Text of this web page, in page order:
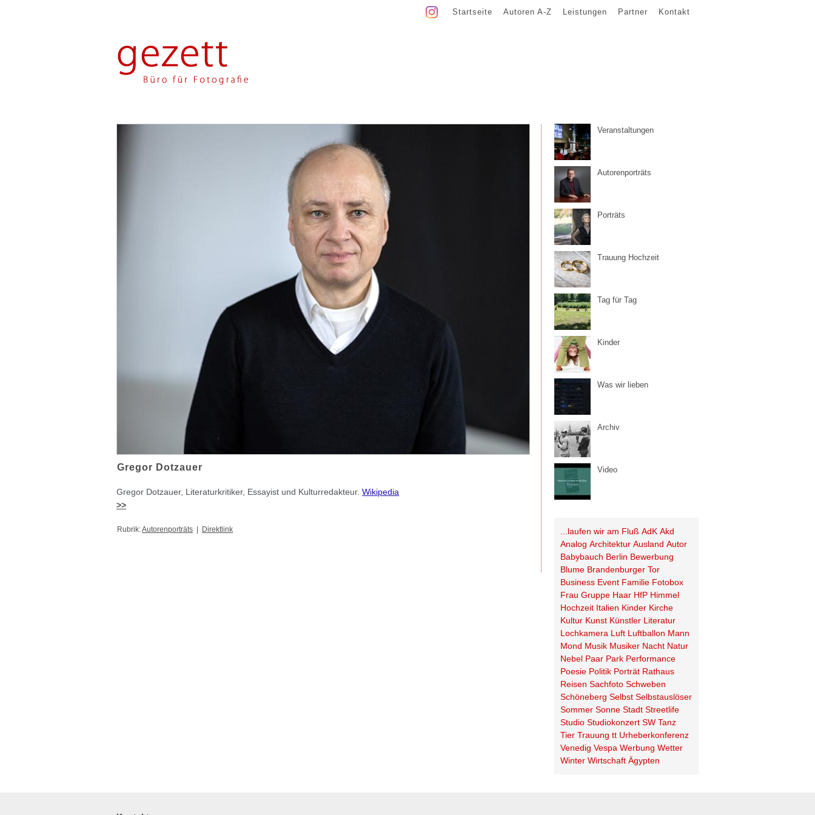
Startseite Autoren A-Z Leistungen Partner Kontakt
Gregor Dotzauer
Gregor Dotzauer, Literaturkritiker, Essayist und Kulturredakteur. Wikipedia
>>
Rubrik:Autorenporträts Direktlink
Veranstaltungen
Autorenporträts
Porträts
Trauung Hochzeit
Tag für Tag
Kinder
Was wir lieben
Archiv
Video
...laufen wir am Fluß AdK Akd
Analog Architektur Ausland Autor
Babybauch Berlin Bewerbung
Blume Brandenburger Tor
Business Event Familie Fotobox
Frau Gruppe Haar HfP Himmel
Hochzeit Italien Kinder Kirche
Kultur Kunst Künstler Literatur
Lochkamera Luft Luftballon Mann
Mond Musik Musiker Nacht Natur
Nebel Paar Park Performance
Poesie Politik Porträt Rathaus
Reisen Sachfoto Schweben
Schöneberg Selbst Selbstauslöser
Sommer Sonne Stadt Streetlife
Studio Studiokonzert SW Tanz
Tier Trauung tt Urheberkonferenz
Venedig Vespa Werbung Wetter
Winter Wirtschaft Ägypten